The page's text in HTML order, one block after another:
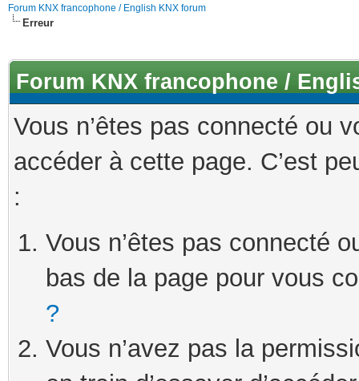
Forum KNX francophone / English KNX forum
Erreur
Forum KNX francophone /
Vous n’êtes pas connecté ou
accéder à cette page. C’est
:
Vous n’êtes pas connecté
bas de la page pour vous
?
Vous n’avez pas la